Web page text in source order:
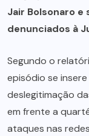
Jair Bolsonaro e
denunciados à
Segundo o
episódio se
deslegitimação
em frente a
ataques nas